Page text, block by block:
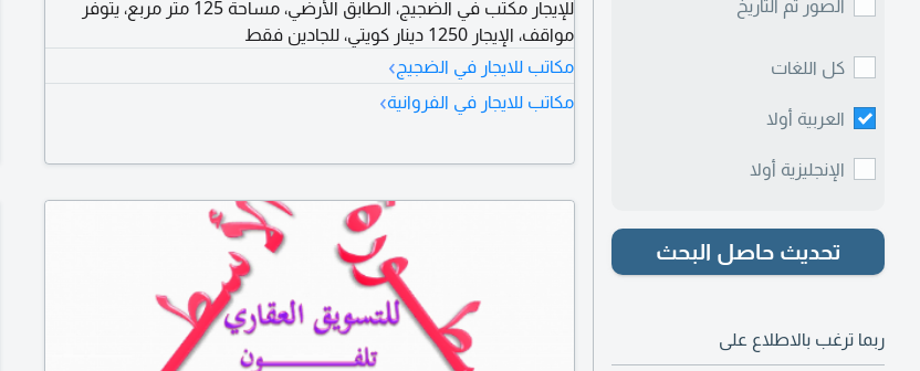
الصور ثم التاريخ
كل اللغات
العربية أولا
الإنجليزية أولا
تحديث حاصل البحث
ربما ترغب بالاطلاع على
للإيجار مكتب في الضجيج، الطابق الأرضي، مساحة 125 متر مربع، يتوفر
مواقف، الإيجار 1250 دينار كويتي، للجادين فقط
مكاتب للايجار في الضجيج›
مكاتب للايجار في الفروانية›